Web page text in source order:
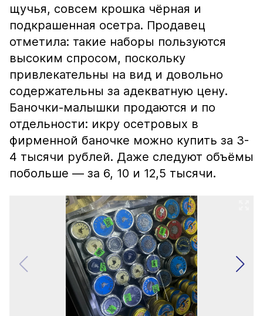
щучья, совсем крошка чёрная и
подкрашенная осетра. Продавец
отметила: такие наборы пользуются
высоким спросом, поскольку
привлекательны на вид и довольно
содержательны за адекватную цену.
Баночки-малышки продаются и по
отдельности: икру осетровых в
фирменной баночке можно купить за 3-
4 тысячи рублей. Даже следуют объёмы
побольше — за 6, 10 и 12,5 тысячи.